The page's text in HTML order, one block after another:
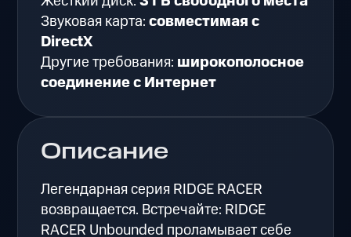
Описание
Легендарная серия RIDGE RACER
возвращается. Встречайте: RIDGE
RACER Unbounded проламывает себе
Звуковая карта:совместимая с
DirectX
Другие требования: широкополосное
соединение с Интернет